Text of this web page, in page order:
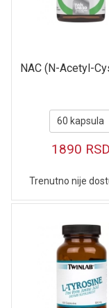
NAC (N-Acetyl-
60 kapsula
1890 RSD
Trenutno nije